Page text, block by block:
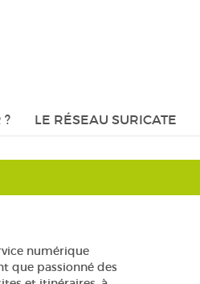
? LE RÉSEAU SURICATE
numérique
que passionné des